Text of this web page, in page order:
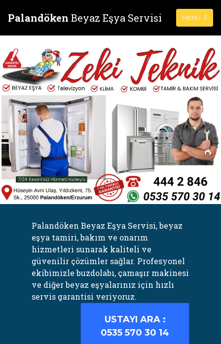
Palandöken Beyaz Eşya Servisi MENU
Palandöken Beyaz Eşya Servisi, beyaz
eşya tamiri, bakım ve onarım
hizmetleri sunarak kaliteli ve
güvenilir çözümler sağlar. Profesyonel
ekibimizle buzdolabı, çamaşır makinesi
ve diğer beyaz eşyalarınız için hızlı
servis garantisi veriyoruz.
USTAYI ARA :
0535 570 30 14